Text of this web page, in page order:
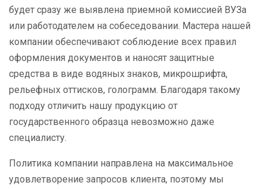
будет сразу же выявлена приемной комиссией ВУЗа
или работодателем на собеседовании. Мастера нашей
компании обеспечивают соблюдение всех правил
оформления документов и наносят защитные
средства в виде водяных знаков, микрошрифта,
рельефных оттисков, голограмм. Благодаря такому
подходу отличить нашу продукцию от
государственного образца невозможно даже
специалисту.
Политика компании направлена на максимальное
удовлетворение запросов клиента, поэтому мы